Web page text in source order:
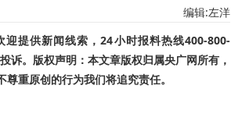
编辑:左洋
提供新闻线索，24小时报料热线400-800-
诉。版权声明：本文章版权归属央广网所有，
重原创的行为我们将追究责任。